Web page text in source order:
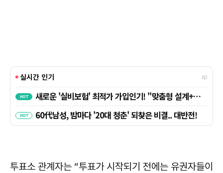
투표소 관계자는 “투표가 시작되기 전에는 유권자들이